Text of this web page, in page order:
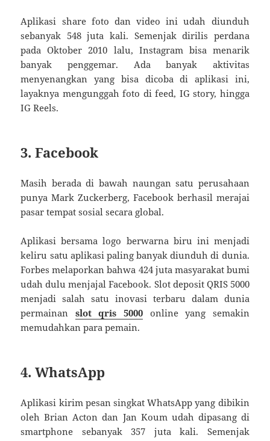
Aplikasi share foto dan video ini udah diunduh
sebanyak 548 juta kali. Semenjak dirilis perdana
pada Oktober 2010 lalu, Instagram bisa menarik
banyak penggemar. Ada banyak aktivitas
menyenangkan yang bisa dicoba di aplikasi ini,
layaknya mengunggah foto di feed, IG story, hingga
IG Reels.
3. Facebook
Masih berada di bawah naungan satu perusahaan
punya Mark Zuckerberg, Facebook berhasil merajai
pasar tempat sosial secara global.
Aplikasi bersama logo berwarna biru ini menjadi
keliru satu aplikasi paling banyak diunduh di dunia.
Forbes melaporkan bahwa 424 juta masyarakat bumi
udah dulu menjajal Facebook. Slot deposit QRIS 5000
menjadi salah satu inovasi terbaru dalam dunia
permainan slot qris 5000 online yang semakin
memudahkan para pemain.
4. WhatsApp
Aplikasi kirim pesan singkat WhatsApp yang dibikin
oleh Brian Acton dan Jan Koum udah dipasang di
smartphone sebanyak 357 juta kali. Semenjak